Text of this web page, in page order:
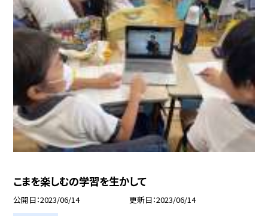
こまを楽しむの学習を生かして
公開日 2023/06/14 更新日 2023/06/14